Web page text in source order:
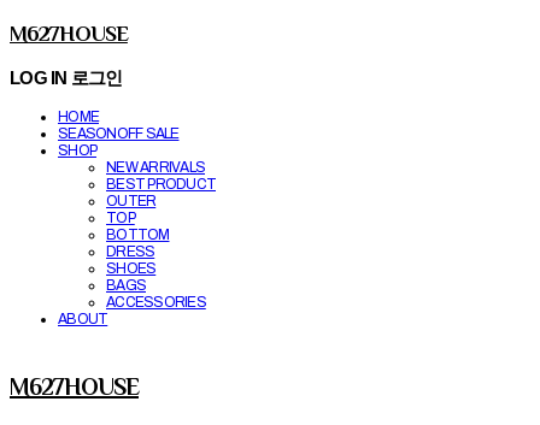
M627HOUSE
LOG IN 로그인
HOME
SEASONOFF SALE
SHOP
NEW ARRIVALS
BEST PRODUCT
OUTER
TOP
BOTTOM
DRESS
SHOES
BAGS
ACCESSORIES
ABOUT
M627HOUSE